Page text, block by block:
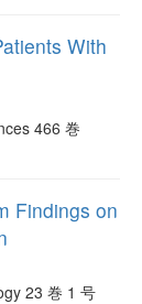
With
466 巻
Findings on
23 巻 1 号